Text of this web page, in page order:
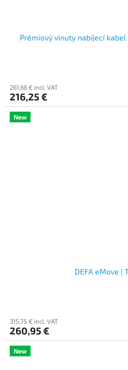
Prémiový vinuty nabíjecí kabel
261,66 € incl. VAT
216,25 €
New
DEFA eMove |
315,75 € incl. VAT
260,95 €
New